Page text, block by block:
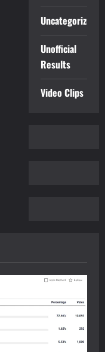
Uncategorized
Unofficial
Results
Video Clips